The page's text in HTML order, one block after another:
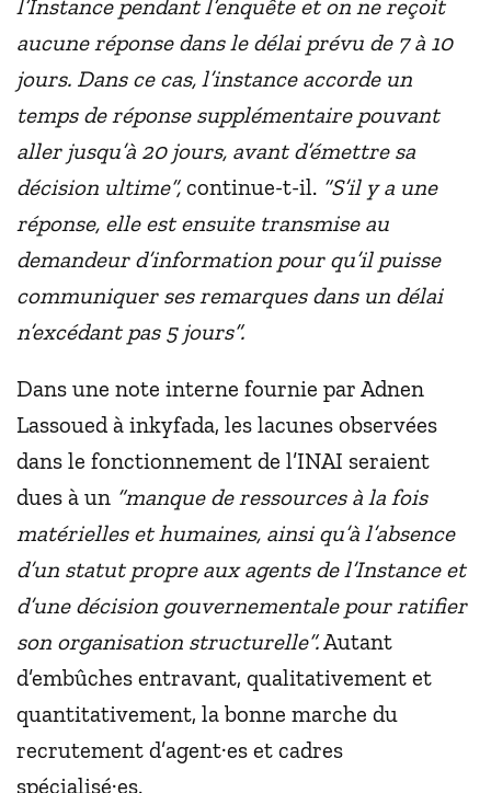
l’Instance pendant l’enquête et on ne reçoit
aucune réponse dans le délai prévu de 7 à 10
jours. Dans ce cas, l’instance accorde un
temps de réponse supplémentaire pouvant
aller jusqu’à 20 jours, avant d’émettre sa
décision ultime”, continue-t-il. “S’il y a une
réponse, elle est ensuite transmise au
demandeur d’information pour qu’il puisse
communiquer ses remarques dans un délai
n’excédant pas 5 jours”.
Dans une note interne fournie par Adnen
Lassoued à inkyfada, les lacunes observées
dans le fonctionnement de l’INAI seraient
dues à un “manque de ressources à la fois
matérielles et humaines, ainsi qu’à l’absence
d’un statut propre aux agents de l’Instance et
d’une décision gouvernementale pour ratifier
son organisation structurelle”.Autant
d’embûches entravant, qualitativement et
quantitativement, la bonne marche du
recrutement d’agent·es et cadres
spécialisé·es.